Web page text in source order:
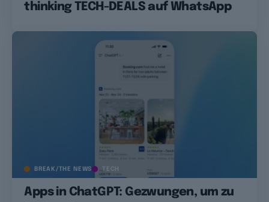
thinking TECH-DEALS auf WhatsApp
BREAK/THE NEWS TECH
Apps in ChatGPT: Gezwungen, um zu